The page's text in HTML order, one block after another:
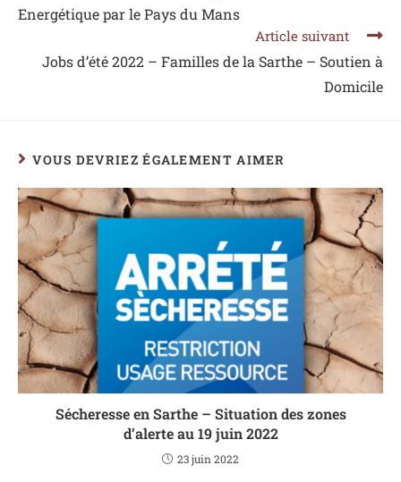
Energétique par le Pays du Mans
Article suivant
Jobs d’été 2022 – Familles de la Sarthe – Soutien à
Domicile
VOUS DEVRIEZ ÉGALEMENT AIMER
Sécheresse en Sarthe – Situation des zones
d’alerte au 19 juin 2022
23 juin 2022